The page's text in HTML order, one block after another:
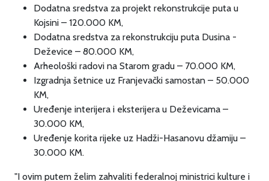
Dodatna sredstva za projekt rekonstrukcije puta u
Kojsini – 120.000 KM,
Dodatna sredstva za rekonstrukciju puta Dusina -
Deževice – 80.000 KM,
Arheološki radovi na Starom gradu – 70.000 KM,
Izgradnja šetnice uz Franjevački samostan – 50.000
KM,
Uređenje interijera i eksterijera u Deževicama –
30.000 KM,
Uređenje korita rijeke uz Hadži-Hasanovu džamiju –
30.000 KM.
"I ovim putem želim zahvaliti federalnoj ministrici kulture i